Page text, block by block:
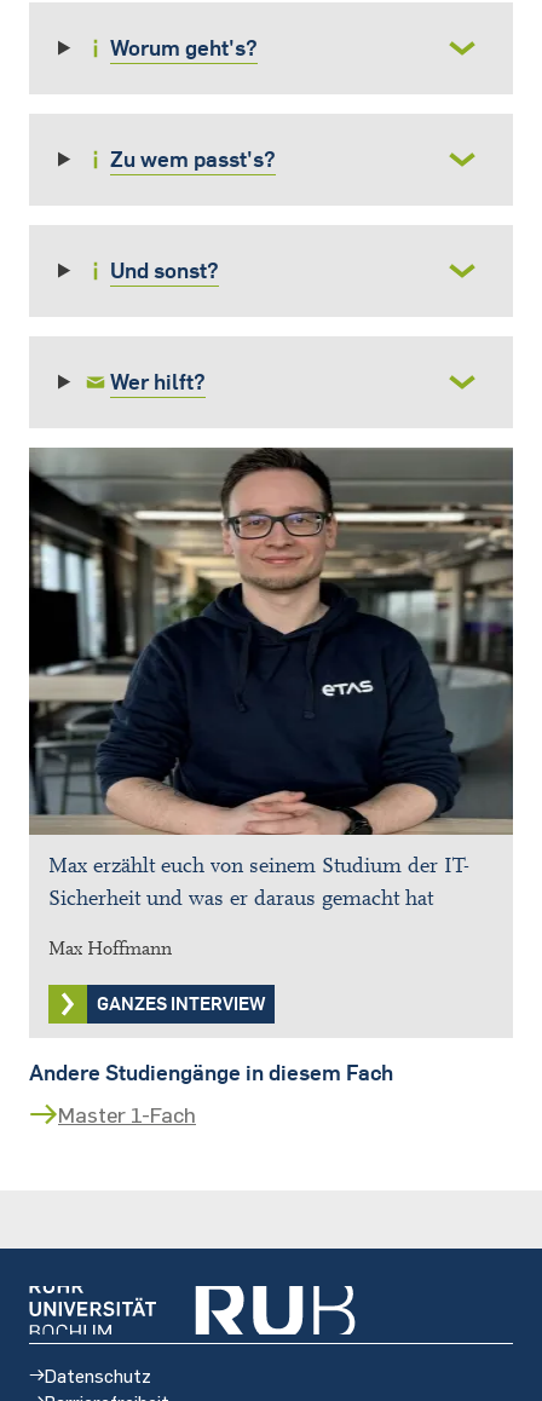
Worum geht's?
Zu wem passt's?
Und sonst?
Wer hilft?
Max erzählt euch von seinem Studium der IT-
Sicherheit und was er daraus gemacht hat
Max Hoffmann
GANZES INTERVIEW
Andere Studiengänge in diesem Fach
Master 1-Fach
Datenschutz